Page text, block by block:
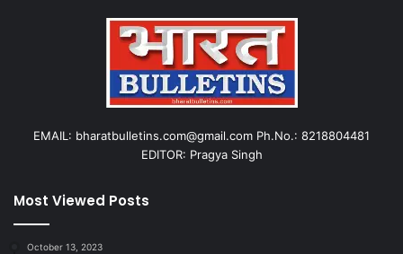
EMAIL: bharatbulletins.com@gmail.com Ph.No.: 8218804481
EDITOR: Pragya Singh
Most Viewed Posts
October 13, 2023